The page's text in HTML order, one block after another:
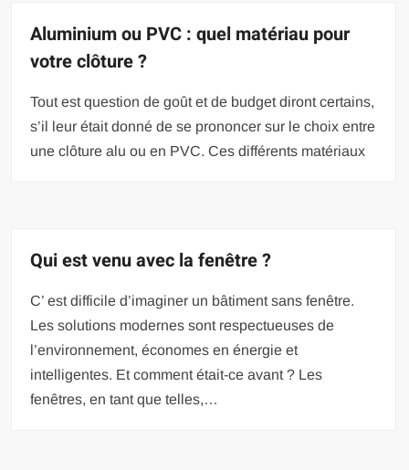
Aluminium ou PVC : quel matériau pour
votre clôture ?
Tout est question de goût et de budget diront certains,
s’il leur était donné de se prononcer sur le choix entre
une clôture alu ou en PVC. Ces différents matériaux
Qui est venu avec la fenêtre ?
C’ est difficile d’imaginer un bâtiment sans fenêtre.
Les solutions modernes sont respectueuses de
l’environnement, économes en énergie et
intelligentes. Et comment était-ce avant ? Les
fenêtres, en tant que telles,…